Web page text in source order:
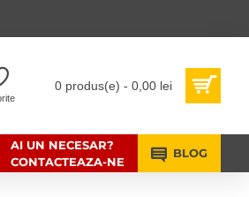
0 produs(e) - 0,00 lei
AI UN NECESAR?
CONTACTEAZA-NE
BLOG